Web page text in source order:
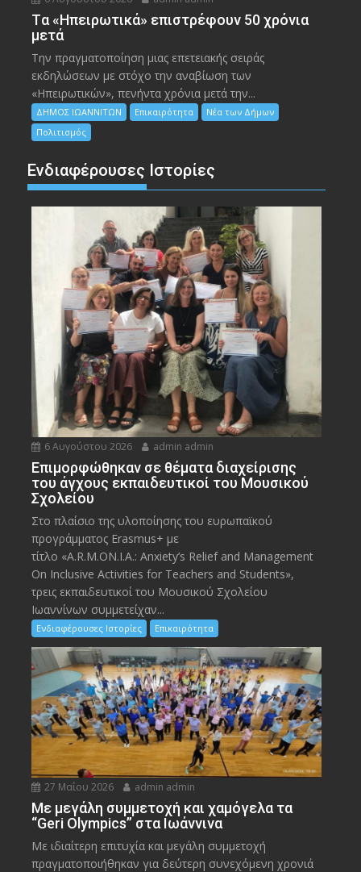
Tα «Ηπειρωτικά» επιστρέφουν 50 χρόνια
μετά
Την πραγματοποίηση μιας επετειακής σειράς
εκδηλώσεων με στόχο την αναβίωση των
«Ηπειρωτικών», πενήντα χρόνια μετά την...
ΔΗΜΟΣ ΙΩΑΝΝΙΤΩΝ Επικαιρότητα
Νέα των Δήμων
Πολιτισμός
Ενδιαφέρουσες Ιστορίες
6 Αυγούστου 2026 admin admin
Eπιμορφώθηκαν σε θέματα διαχείρισης
του άγχους εκπαιδευτικοί του Μουσικού
Σχολείου
Στο πλαίσιο της υλοποίησης του ευρωπαϊκού
προγράμματος Erasmus+ με
τίτλο «A.R.M.ON.I.A.: Anxiety’s Relief and Management
On Inclusive Activities for Teachers and Students»,
τρεις εκπαιδευτικοί του Μουσικού Σχολείου
Ιωαννίνων συμμετείχαν...
Ενδιαφέρουσες Ιστορίες Επικαιρότητα
27 Μαΐου 2026 admin admin
Με μεγάλη συμμετοχή και χαμόγελα τα
“Geri Olympics” στα Ιωάννινα
Με ιδιαίτερη επιτυχία και μεγάλη συμμετοχή
πραγματοποιήθηκαν για δεύτερη συνεχόμενη χρονιά